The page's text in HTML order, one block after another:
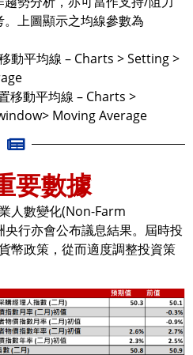
上圖顯示之均線參數為
動平均線 – Charts > Setting >
移動平均線 – Charts >
Moving Average
要數據
人數變化(Non-Farm
行亦會公布議息結果。屆時投
幣政策，從而適度調整投資策